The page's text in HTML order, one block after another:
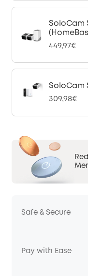
SoloCam
449,97€
SoloCam
309,98€
Safe & Secure
Pay with Ease